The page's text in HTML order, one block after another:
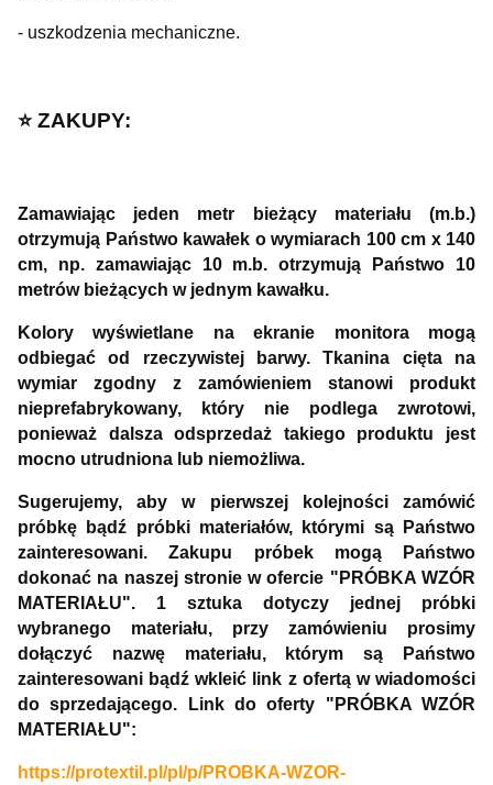
- uszkodzenia mechaniczne.
⭐️ ZAKUPY:
Zamawiając jeden metr bieżący materiału (m.b.)
otrzymują Państwo kawałek o wymiarach 100 cm x 140
cm, np. zamawiając 10 m.b. otrzymują Państwo 10
metrów bieżących w jednym kawałku.
Kolory wyświetlane na ekranie monitora mogą
odbiegać od rzeczywistej barwy. Tkanina cięta na
wymiar zgodny z zamówieniem stanowi produkt
nieprefabrykowany, który nie podlega zwrotowi,
ponieważ dalsza odsprzedaż takiego produktu jest
mocno utrudniona lub niemożliwa.
Sugerujemy, aby w pierwszej kolejności zamówić
próbkę bądź próbki materiałów, którymi są Państwo
zainteresowani. Zakupu próbek mogą Państwo
dokonać na naszej stronie w ofercie "PRÓBKA WZÓR
MATERIAŁU". 1 sztuka dotyczy jednej próbki
wybranego materiału, przy zamówieniu prosimy
dołączyć nazwę materiału, którym są Państwo
zainteresowani bądź wkleić link z ofertą w wiadomości
do sprzedającego. Link do oferty "PRÓBKA WZÓR
MATERIAŁU":
https://protextil.pl/pl/p/PROBKA-WZOR-